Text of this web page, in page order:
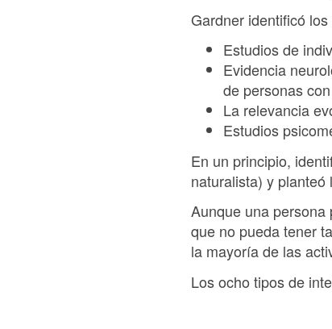
Gardner identificó
Estudios de
Evidencia
de personas
La relevancia
Estudios
En un principio,
naturalista) y
Aunque una
que no pueda tener
la mayoría de las
Los ocho tipos de